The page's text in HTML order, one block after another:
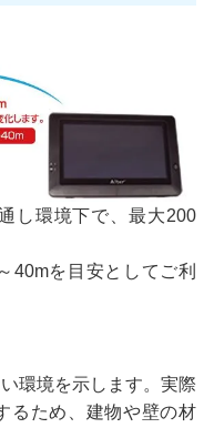
し環境下で、最大200
40mを目安としてご利
環境を示します。実際
るため、建物や壁の材